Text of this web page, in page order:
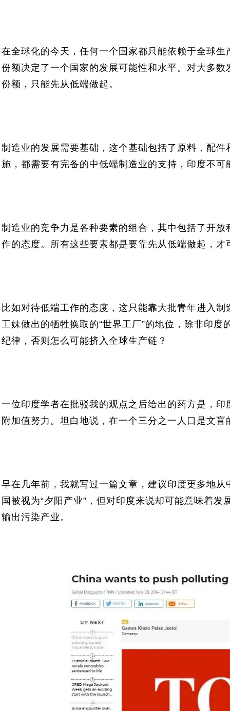
在全球化的今天，任何一个国家都只能依赖于全球
份额决定了一个国家的发展可能性和水平。对大多
份额，只能先从低端做起。
制造业的发展需要基础，这个基础包括了原料，配
施，都需要有完备的中低端制造业的支持，印度不
制造业的竞争力是各种要素的组合，其中包括了开
作的态度。所有这些要素都是要靠先从低端做起，才
比如对待低端工作的态度，这只能靠大批青年进入
工妹做出的牺牲换取的“世界工厂”的地位，除非印
纪律，否则怎么可能挤入全球生产链？
一位印度学者在批驳我的观点之后给出的药方是，
附加值努力。坦白地说，在一个三分之一人口是文
早在几年前，我就写过一篇文章，建议印度更多地
国被视为“夕阳产业”，但对印度来说却可能意味着
输出污染产业。